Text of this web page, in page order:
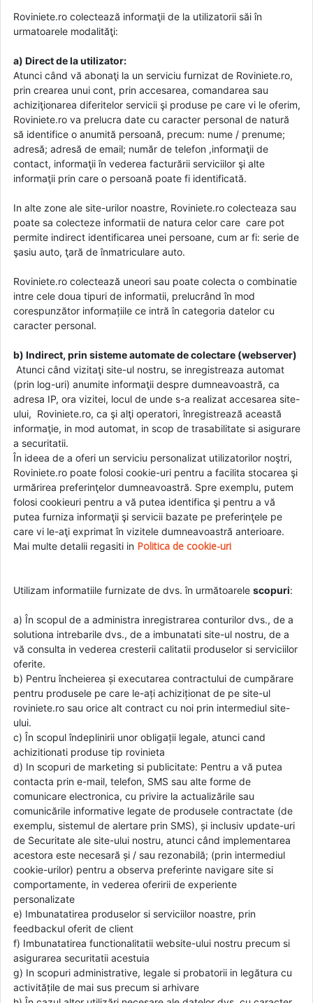
Roviniete.ro colectează informaţii de la utilizatorii săi în
urmatoarele modalităţi:
a) Direct de la utilizator:
Atunci când vă abonaţi la un serviciu furnizat de Roviniete.ro,
prin crearea unui cont, prin accesarea, comandarea sau
achiziţionarea diferitelor servicii şi produse pe care vi le oferim,
Roviniete.ro va prelucra date cu caracter personal de natură
să identifice o anumită persoană, precum: nume / prenume;
adresă; adresă de email; număr de telefon ,informaţii de
contact, informaţii în vederea facturării serviciilor şi alte
informaţii prin care o persoană poate fi identificată.
In alte zone ale site-urilor noastre, Roviniete.ro colecteaza sau
poate sa colecteze informatii de natura celor care care pot
permite indirect identificarea unei persoane, cum ar fi: serie de
şasiu auto, ţară de înmatriculare auto.
Roviniete.ro colectează uneori sau poate colecta o combinatie
intre cele doua tipuri de informatii, prelucrând în mod
corespunzător informațiile ce intră în categoria datelor cu
caracter personal.
b) Indirect, prin sisteme automate de colectare (webserver)
Atunci când vizitaţi site-ul nostru, se inregistreaza automat
(prin log-uri) anumite informaţii despre dumneavoastră, ca
adresa IP, ora vizitei, locul de unde s-a realizat accesarea site-
ului, Roviniete.ro, ca şi alţi operatori, înregistrează această
informaţie, in mod automat, in scop de trasabilitate si asigurare
a securitatii.
În ideea de a oferi un serviciu personalizat utilizatorilor noştri,
Roviniete.ro poate folosi cookie-uri pentru a facilita stocarea şi
urmărirea preferinţelor dumneavoastră. Spre exemplu, putem
folosi cookieuri pentru a vă putea identifica şi pentru a vă
putea furniza informaţii şi servicii bazate pe preferinţele pe
care vi le-aţi exprimat în vizitele dumneavoastră anterioare.
Mai multe detalii regasiti in Politica de cookie-uri
Utilizam informatiile furnizate de dvs. în următoarele scopuri:
a) În scopul de a administra inregistrarea conturilor dvs., de a
solutiona intrebarile dvs., de a imbunatati site-ul nostru, de a
vă consulta in vederea cresterii calitatii produselor si serviciilor
oferite.
b) Pentru încheierea și executarea contractului de cumpărare
pentru produsele pe care le-ați achiziționat de pe site-ul
roviniete.ro sau orice alt contract cu noi prin intermediul site-
ului.
c) În scopul îndeplinirii unor obligații legale, atunci cand
achizitionati produse tip rovinieta
d) In scopuri de marketing si publicitate: Pentru a vă putea
contacta prin e-mail, telefon, SMS sau alte forme de
comunicare electronica, cu privire la actualizările sau
comunicările informative legate de produsele contractate (de
exemplu, sistemul de alertare prin SMS), și inclusiv update-uri
de Securitate ale site-ului nostru, atunci când implementarea
acestora este necesară și / sau rezonabilă; (prin intermediul
cookie-urilor) pentru a observa preferinte navigare site si
comportamente, in vederea oferirii de experiente
personalizate
e) Imbunatatirea produselor si serviciilor noastre, prin
feedbackul oferit de client
f) Imbunatatirea functionalitatii website-ului nostru precum si
asigurarea securitatii acestuia
g) In scopuri administrative, legale si probatorii in legătura cu
activitățile de mai sus precum si arhivare